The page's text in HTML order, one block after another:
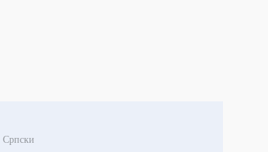
Српски